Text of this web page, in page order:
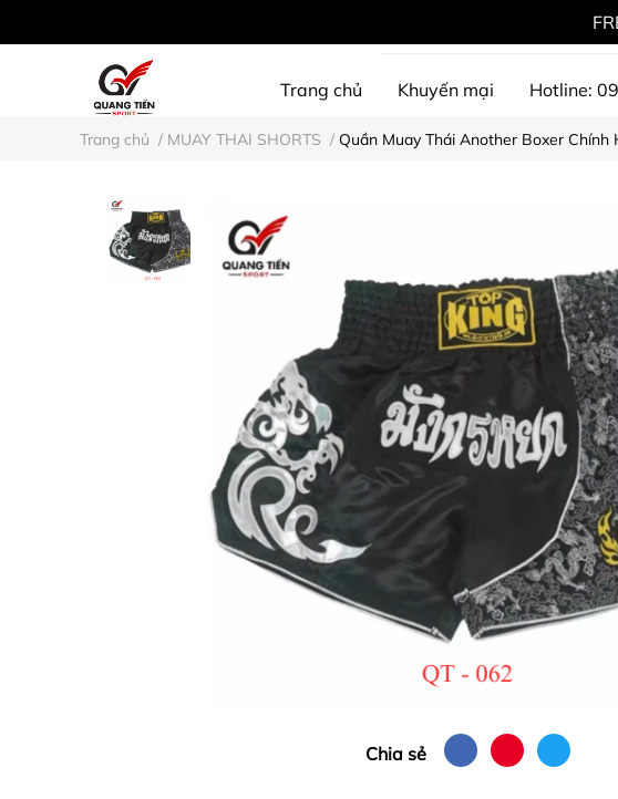
Trang chủ Khuyến mại Hotline:
Trang chủ / MUAY THAI SHORTS / Quần Muay Thái Another Boxer
Chia sẻ